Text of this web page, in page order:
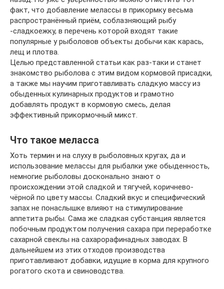
факт, что добавление мелассы в прикормку весьма
распространённый приём, соблазняющий рыбу
-сладкоежку, в перечень которой входят такие
популярные у рыболовов объекты добычи как карась,
лещ и плотва.
Целью представленной статьи как раз-таки и станет
знакомство рыболова с этим видом кормовой присадки,
а также мы научим приготавливать сладкую массу из
обыденных кулинарных продуктов и грамотно
добавлять продукт в кормовую смесь, делая
эффективный прикормочный микст.
Что такое меласса
Хоть термин и на слуху в рыболовных кругах, да и
использование мелассы для рыбалки уже обыденность,
немногие рыболовы досконально знают о
происхождении этой сладкой и тягучей, коричнево-
чёрной по цвету массы. Сладкий вкус и специфический
запах не понаслышке влияют на стимулирование
аппетита рыбы. Сама же сладкая субстанция является
побочным продуктом получения сахара при переработке
сахарной свеклы на сахарорафинадных заводах. В
дальнейшем из этих отходов производства
приготавливают добавки, идущие в корма для крупного
рогатого скота и свиноводства.